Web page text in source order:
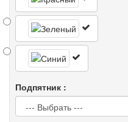
Подпятник :